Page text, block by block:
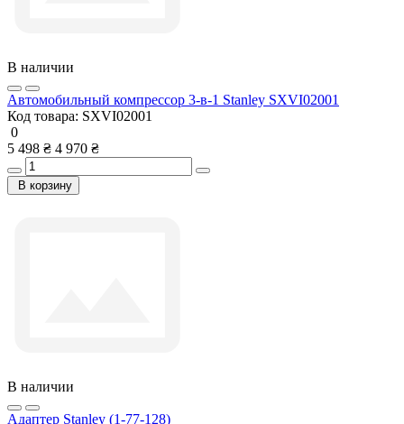
В наличии
Автомобильный компрессор 3-в-1 Stanley SXVI02001
Код товара: SXVI02001
0
5 498 ₴ 4 970 ₴
В корзину
В наличии
Адаптер Stanley (1-77-128)